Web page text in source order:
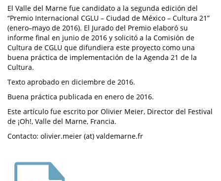
El Valle del Marne fue candidato a la segunda edición del
“Premio Internacional CGLU – Ciudad de México – Cultura 21”
(enero–mayo de 2016). El Jurado del Premio elaboró su
informe final en junio de 2016 y solicitó a la Comisión de
Cultura de CGLU que difundiera este proyecto como una
buena práctica de implementación de la Agenda 21 de la
Cultura.
Texto aprobado en diciembre de 2016.
Buena práctica publicada en enero de 2016.
Este artículo fue escrito por Olivier Meier, Director del Festival
de ¡Oh!, Valle del Marne, Francia.
Contacto: olivier.meier (at) valdemarne.fr